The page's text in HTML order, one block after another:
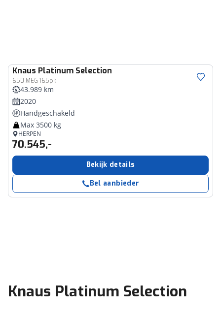
Knaus Platinum Selection
650 MEG 165pk
43.989 km
2020
Handgeschakeld
Max 3500 kg
HERPEN
70.545,-
Bekijk details
Bel aanbieder
Knaus Platinum Selection